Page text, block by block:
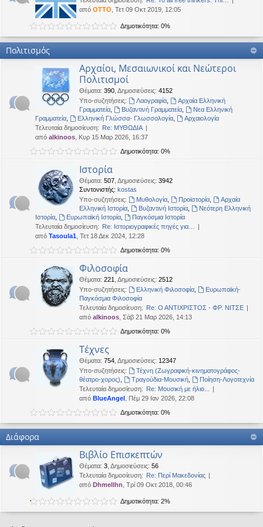
από OTTO , Τετ 09 Οκτ 2019, 12:05
Δημοτικότητα: 0%
Πολιτισμός
Αρχαίοι, Μεσαιωνικοί και Νεώτεροι
Πολιτισμοί
Θέματα: 390 Δημοσιεύσεις: 4152
Υπο-συζητήσεις:
Λαογραφία,
Αρχαία Ελληνική
Γραμματεία
Βυζαντινή Γραμματεία,
Νεα Ελληνική
Γραμματεία
Ελληνική Γλώσσα- Γλωσσολογία,
Αρχαιολογία
Τελευταία δημοσίευση: Re: ΜΥΘΩΔΙΑ
από alkinoos , Κυρ 15 Μαρ 2026, 16:37
Δημοτικότητα: 0%
Ιστορία
Θέματα: 507 Δημοσιεύσεις: 3942
Συντονιστής: kostas
Υπο-συζητήσεις:
Μυθολογία, Προϊστορία,
Αρχαία
Ελληνική Ιστορία
Βυζαντινή Ιστορία,
Νεότερη Ελληνική
Ιστορία
Ευρωπαϊκή Ιστορία,
Παγκόσμια Ιστορία
Τελευταία δημοσίευση: Re: Ιστοριογραφικές πηγές για…
από Tasoula1 , Τετ 18 Δεκ 2024, 12:28
Δημοτικότητα: 0%
Φιλοσοφία
Θέματα: 221 Δημοσιεύσεις: 2512
Υπο-συζητήσεις:
Ελληνική Φιλοσοφία,
Ευρωπαϊκή-
Παγκόσμια Φιλοσοφία
Τελευταία δημοσίευση: Re: Ο ΑΝΤΙΧΡΙΣΤΟΣ - ΦΡ. ΝΙΤΣΕ
από alkinoos , Σάβ 21 Μαρ 2026, 14:13
Δημοτικότητα: 0%
Τέχνες
Θέματα: 754 Δημοσιεύσεις: 12347
Υπο-συζητήσεις:
Τέχνη (Ζωγραφική-κινηματογράφος-
θέατρο-χορος)
Τραγούδια-Μουσική,
Ποίηση-Λογοτεχνία
Τελευταία δημοσίευση: Re: Μουσική με ήλιο...
από BlueAngel , Πέμ 29 Ιαν 2026, 22:08
Δημοτικότητα: 0%
Διάφορα
Βιβλίο Επισκεπτών
Θέματα: 3 Δημοσιεύσεις: 56
Τελευταία δημοσίευση: Re: Περί Μακεδονίας
από Dhmellhn , Τρί 09 Οκτ 2018, 00:46
Δημοτικότητα: 2%